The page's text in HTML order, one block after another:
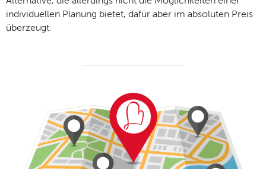
individuellen Planung bietet, dafür aber im absoluten Preis
überzeugt.